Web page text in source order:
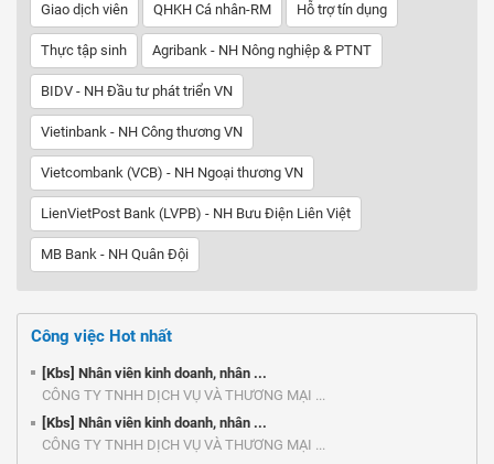
Giao dịch viên QHKH Cá nhân-RM Hỗ trợ tín dụng
Thực tập sinh Agribank - NH Nông nghiệp & PTNT
BIDV - NH Đầu tư phát triển VN
Vietinbank - NH Công thương VN
Vietcombank (VCB) - NH Ngoại thương VN
LienVietPost Bank (LVPB) - NH Bưu Điện Liên Việt
MB Bank - NH Quân Đội
Công việc Hot nhất
[Kbs] Nhân viên kinh doanh, nhân ...
CÔNG TY TNHH DỊCH VỤ VÀ THƯƠNG MẠI ...
[Kbs] Nhân viên kinh doanh, nhân ...
CÔNG TY TNHH DỊCH VỤ VÀ THƯƠNG MẠI ...